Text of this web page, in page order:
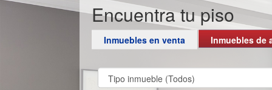
Encuentra tu piso
Inmuebles en venta Inmuebles de